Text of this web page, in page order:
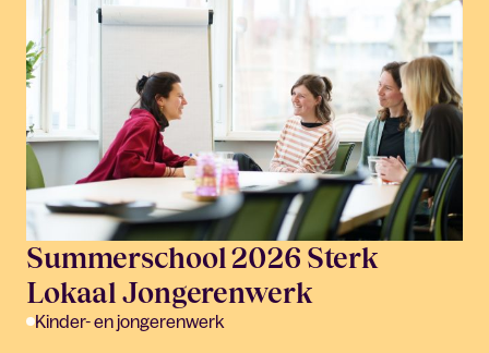
Summerschool 2026 Sterk
Lokaal Jongerenwerk
Kinder- en jongerenwerk